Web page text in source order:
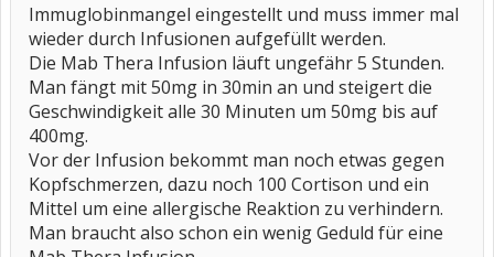
Immuglobinmangel eingestellt und muss immer mal
wieder durch Infusionen aufgefüllt werden.
Die Mab Thera Infusion läuft ungefähr 5 Stunden.
Man fängt mit 50mg in 30min an und steigert die
Geschwindigkeit alle 30 Minuten um 50mg bis auf
400mg.
Vor der Infusion bekommt man noch etwas gegen
Kopfschmerzen, dazu noch 100 Cortison und ein
Mittel um eine allergische Reaktion zu verhindern.
Man braucht also schon ein wenig Geduld für eine